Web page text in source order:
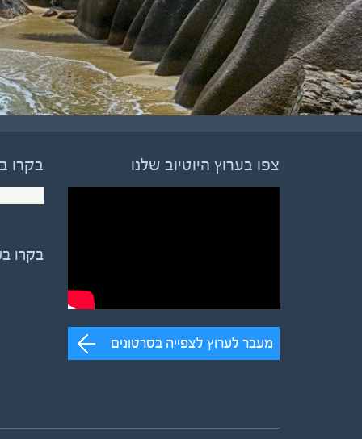
צפו בערוץ היוטיוב שלנו
מעבר לערוץ לצפייה בסרטונים
בקרו
בקרו